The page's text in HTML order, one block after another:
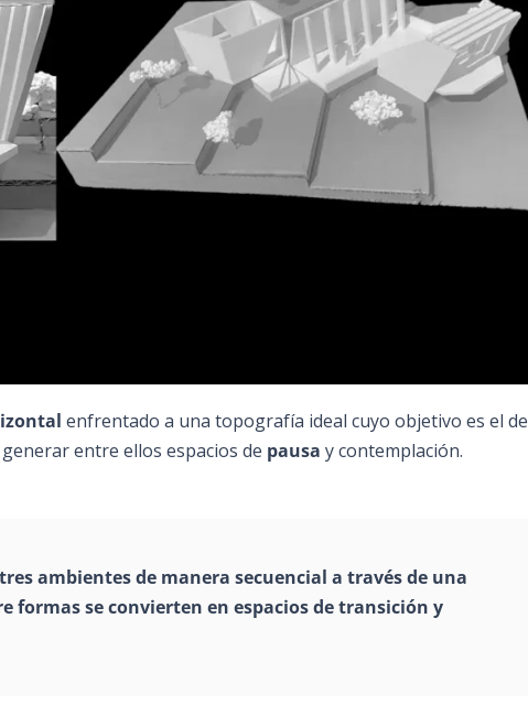
enfrentado a una topografía ideal cuyo objetivo es el de
entre ellos espacios de pausa y contemplación.
ambientes de manera secuencial a través de una
se convierten en espacios de transición y